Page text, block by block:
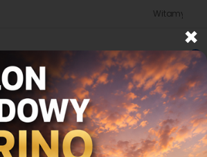
×
Witamy w sklepie
0